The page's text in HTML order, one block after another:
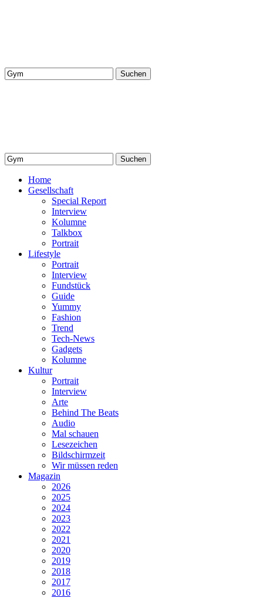
Suchen
nach:
Suchen
nach:
Home
Gesellschaft
Special Report
Interview
Kolumne
Talkbox
Portrait
Lifestyle
Portrait
Interview
Fundstück
Guide
Yummy
Fashion
Trend
Tech-News
Gadgets
Kolumne
Kultur
Portrait
Interview
Arte
Behind The Beats
Audio
Mal schauen
Lesezeichen
Bildschirmzeit
Wir müssen reden
Magazin
2026
2025
2024
2023
2022
2021
2020
2019
2018
2017
2016